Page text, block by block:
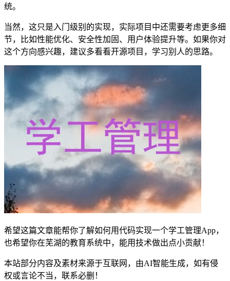
统。
当然，这只是入门级别的实现，实际项目中还需要考虑更多细
节，比如性能优化、安全性加固、用户体验提升等。如果你对
这个方向感兴趣，建议多看看开源项目，学习别人的思路。
希望这篇文章能帮你了解如何用代码实现一个学工管理App，
也希望你在芜湖的教育系统中，能用技术做出点小贡献！
本站部分内容及素材来源于互联网，由AI智能生成，如有侵
权或言论不当，联系必删！